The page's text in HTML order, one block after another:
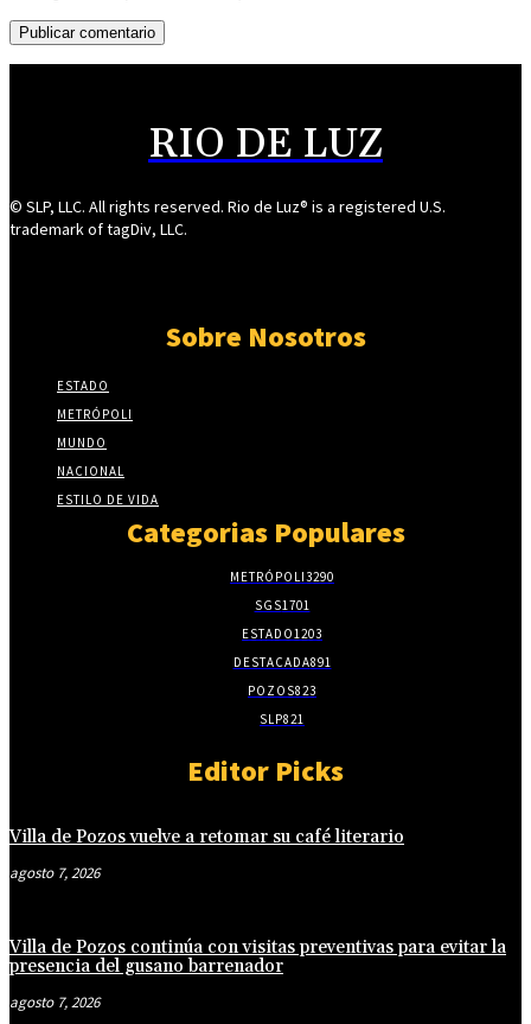
RIO DE LUZ
© SLP, LLC. All rights reserved. Rio de Luz® is a registered U.S.
trademark of tagDiv, LLC.
Sobre Nosotros
ESTADO
METRÓPOLI
MUNDO
NACIONAL
ESTILO DE VIDA
Categorias Populares
METRÓPOLI3290
SGS1701
ESTADO1203
DESTACADA891
POZOS823
SLP821
Editor Picks
Villa de Pozos vuelve a retomar su café literario
agosto 7, 2026
Villa de Pozos continúa con visitas preventivas para evitar la
presencia del gusano barrenador
agosto 7, 2026